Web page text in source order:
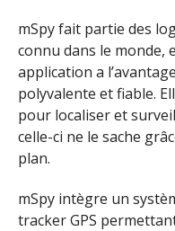
mSpy fait partie des
connu dans le monde,
application a
polyvalente et fiable.
pour localiser et
celle-ci ne le sache
plan.
mSpy intègre un
tracker GPS